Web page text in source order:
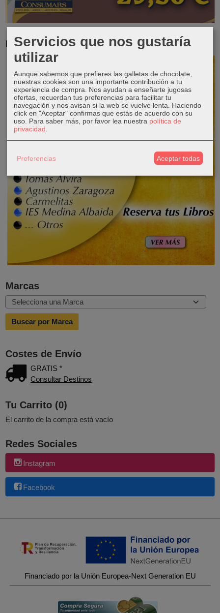
RESERVA TUS LIBROS DE TEXTO
Marcas
Costes de Envío
GRATIS *
Consultar Destinos
Tu Carrito (0)
El carrito de la compra está vacío
Redes Sociales
Instagram
Facebook
Financiado por la Unión Europea-Next Generation EU
Servicios que nos gustaría
utilizar
Aunque sabemos que prefieres las galletas de chocolate,
nuestras cookies son una importante contribución a tu
experiencia de compra. Nos ayudan a enseñarte jugosas
ofertas, recuerdan tus preferencias para facilitar tu
navegación y nos avisan si la web se vuelve lenta. Haciendo
click en "Aceptar" confirmas que estás de acuerdo con su
uso. Para saber más, por favor lea nuestra política de
privacidad
Preferencias Aceptar todas